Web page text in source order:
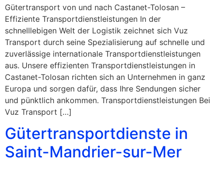
Gütertransport von und nach Castanet-Tolosan –
Effiziente Transportdienstleistungen In der
schnelllebigen Welt der Logistik zeichnet sich Vuz
Transport durch seine Spezialisierung auf schnelle und
zuverlässige internationale Transportdienstleistungen
aus. Unsere effizienten Transportdienstleistungen in
Castanet-Tolosan richten sich an Unternehmen in ganz
Europa und sorgen dafür, dass Ihre Sendungen sicher
und pünktlich ankommen. Transportdienstleistungen Bei
Vuz Transport […]
Gütertransportdienste in
Saint-Mandrier-sur-Mer